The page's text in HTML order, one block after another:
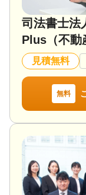
そんなとき
広く皆さまの
将来の相続
いただけます
お気軽にお声
対応地域
埼玉県全域
棄 / 成年後
戸籍収集 /
対応体制
電話相談可 /
司法書士法人Ree
Plus（不動
事務所
見積無料
無料